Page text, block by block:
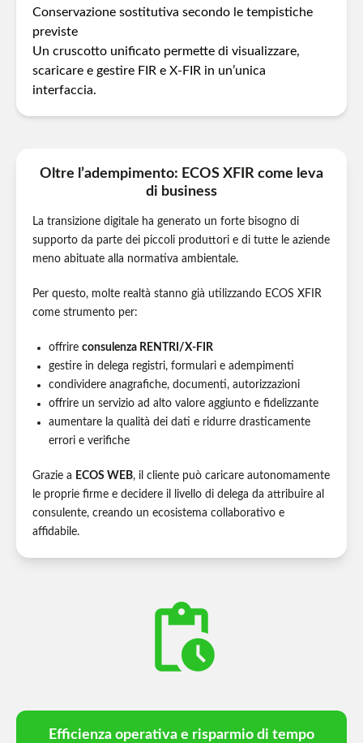
Conservazione sostitutiva secondo le tempistiche
previste
Un cruscotto unificato permette di visualizzare,
scaricare e gestire FIR e X‑FIR in un’unica
interfaccia.
Oltre l’adempimento: ECOS XFIR come leva
di business
La transizione digitale ha generato un forte bisogno di
supporto da parte dei piccoli produttori e di tutte le aziende
meno abituate alla normativa ambientale.
Per questo, molte realtà stanno già utilizzando ECOS XFIR
come strumento per:
offrire consulenza RENTRI/X‑FIR
gestire in delega registri, formulari e adempimenti
condividere anagrafiche, documenti, autorizzazioni
offrire un servizio ad alto valore aggiunto e fidelizzante
aumentare la qualità dei dati e ridurre drasticamente
errori e verifiche
Grazie a ECOS WEB, il cliente può caricare autonomamente
le proprie firme e decidere il livello di delega da attribuire al
consulente, creando un ecosistema collaborativo e
affidabile.
pending_actions
Efficienza operativa e risparmio di tempo